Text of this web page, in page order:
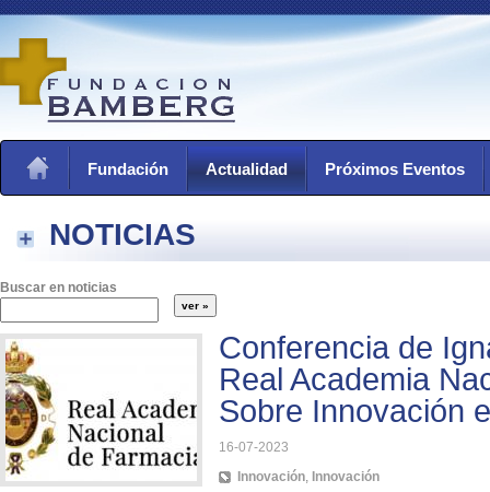
Fundación Actualidad Próximos Eventos
NOTICIAS
Buscar en noticias
Conferencia de
Real Academia
Sobre Innovación
16-07-2023
Innovación Innovación